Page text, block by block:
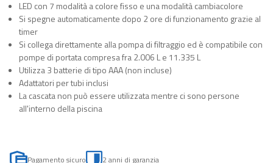
LED con 7 modalità a colore fisso e una modalità cambiacolore
Si spegne automaticamente dopo 2 ore di funzionamento grazie al
timer
Si collega direttamente alla pompa di filtraggio ed è compatibile con
pompe di portata compresa fra 2.006 L e 11.335 L
Utilizza 3 batterie di tipo AAA (non incluse)
Adattatori per tubi inclusi
La cascata non può essere utilizzata mentre ci sono persone
all'interno della piscina
Pagamento sicuro
2 anni di garanzia